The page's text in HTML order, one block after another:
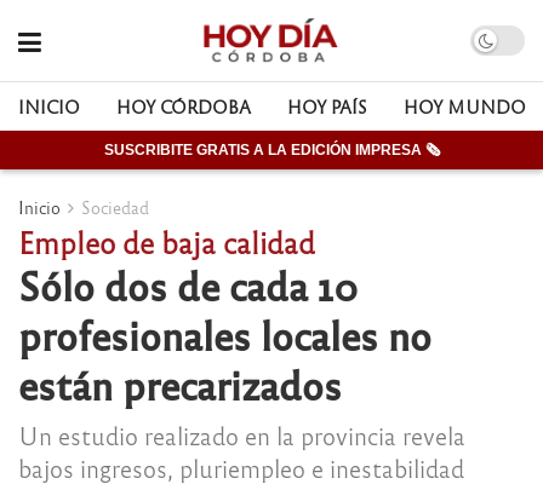
INICIO HOY CÓRDOBA HOY PAÍS HOY MUNDO
SUSCRIBITE GRATIS A LA EDICIÓN IMPRESA 🗞
Inicio Sociedad
Empleo de baja calidad
Sólo dos de cada 10
profesionales locales no
están precarizados
Un estudio realizado en la provincia revela
bajos ingresos, pluriempleo e inestabilidad